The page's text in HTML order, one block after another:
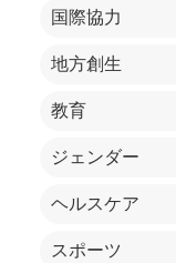
国際協力
地方創生
教育
ジェンダー
ヘルスケア
スポーツ